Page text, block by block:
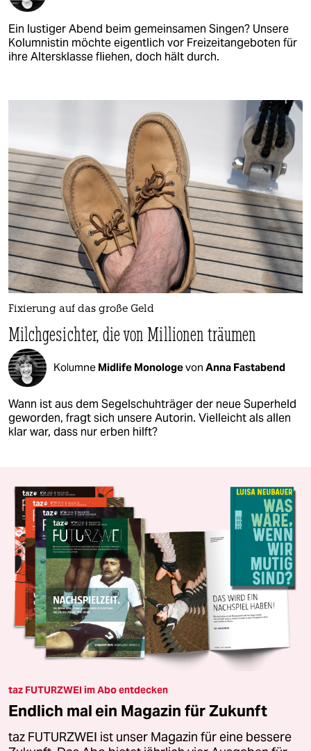
Ein lustiger Abend beim gemeinsamen Singen? Unsere
Kolumnistin möchte eigentlich vor Freizeitangeboten für
ihre Altersklasse fliehen, doch hält durch.
Fixierung auf das große Geld
Milchgesichter, die von Millionen träumen
Kolumne Midlife Monologevon Anna Fastabend
Wann ist aus dem Segelschuhträger der neue Superheld
geworden, fragt sich unsere Autorin. Vielleicht als allen
klar war, dass nur erben hilft?
taz FUTURZWEI im Abo entdecken
Endlich mal ein Magazin für Zukunft
taz FUTURZWEI ist unser Magazin für eine bessere